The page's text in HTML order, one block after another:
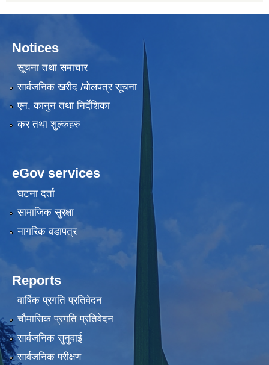
Notices
सूचना तथा समाचार
सार्वजनिक खरीद /बोलपत्र सूचना
एन, कानुन तथा निर्देशिका
कर तथा शुल्कहरु
eGov services
घटना दर्ता
सामाजिक सुरक्षा
नागरिक वडापत्र
Reports
वार्षिक प्रगति प्रतिवेदन
चौमासिक प्रगति प्रतिवेदन
सार्वजनिक सुनुवाई
सार्वजनिक परीक्षण